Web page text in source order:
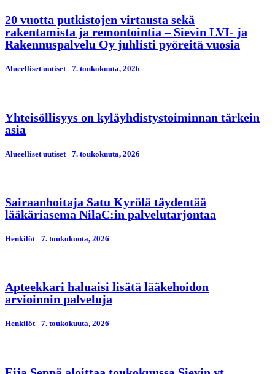
20 vuotta putkistojen virtausta sekä
rakentamista ja remontointia – Sievin LVI- ja
Rakennuspalvelu Oy juhlisti pyöreitä vuosia
Alueelliset uutiset 7. toukokuuta, 2026
Yhteisöllisyys on kyläyhdistystoiminnan tärkein
asia
Alueelliset uutiset 7. toukokuuta, 2026
Sairaanhoitaja Satu Kyrölä täydentää
lääkäriasema NilaC:in palvelutarjontaa
Henkilöt 7. toukokuuta, 2026
Apteekkari haluaisi lisätä lääkehoidon
arvioinnin palveluja
Henkilöt 7. toukokuuta, 2026